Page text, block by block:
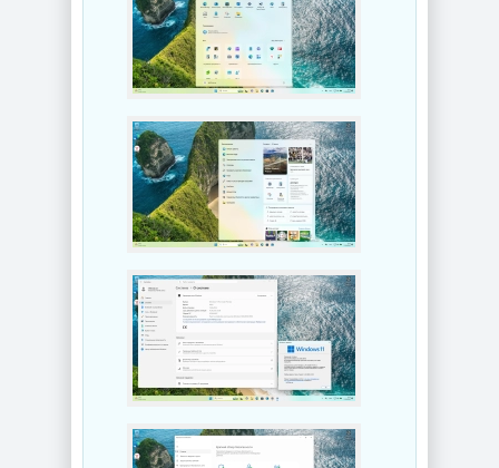
Windows 11 25H2
Build 26200.8655
by Sergei Strelec
NEW
Windows 10 LTSC
2019 x64 WPI by
AG 07.2026
NEW
Windows 11
26H1 Build
28000.2525 by
Revision
NEW
Сведение видео
Blackmagic
Resolve Studio
21.0.3 Build 7 by
KpoJIuK
NEW